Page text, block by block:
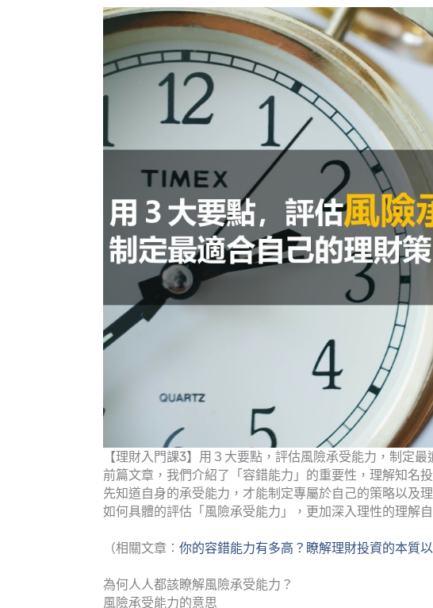
【理財入門課3】用３大要點，評估風險承受能力，制定
前篇文章，我們介紹了「容錯能力」的重要性，理解知名
先知道自身的承受能力，才能制定專屬於自己的策略以及
如何具體的評估「風險承受能力」，更加深入理性的理解自
（相關文章： 你的容錯能力有多高？瞭解理財投資的本質
為何人人都該瞭解風險承受能力？
風險承受能力的意思